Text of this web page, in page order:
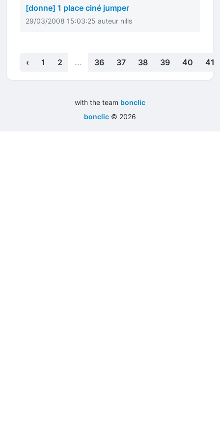
[donne] 1 place ciné jumper
29/03/2008 15:03:25 auteur nills
‹ 1 2 ... 36 37 38 39 40 41
with the team bonclic
bonclic © 2026